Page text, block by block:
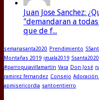
Juan Jose Sanchez:
"demandaran a
que de f...
semanasanta2020 Prendimiento
Montañas 2019 iguala2019 Ssanta2020
#parroquiavillamartín Vaca Don José
ramirez fernandez Consejo
apmisericordia santoentierro